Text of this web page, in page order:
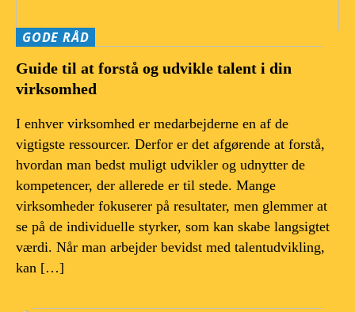
GODE RÅD
Guide til at forstå og udvikle talent i din
virksomhed
I enhver virksomhed er medarbejderne en af de
vigtigste ressourcer. Derfor er det afgørende at forstå,
hvordan man bedst muligt udvikler og udnytter de
kompetencer, der allerede er til stede. Mange
virksomheder fokuserer på resultater, men glemmer at
se på de individuelle styrker, som kan skabe langsigtet
værdi. Når man arbejder bevidst med talentudvikling,
kan […]